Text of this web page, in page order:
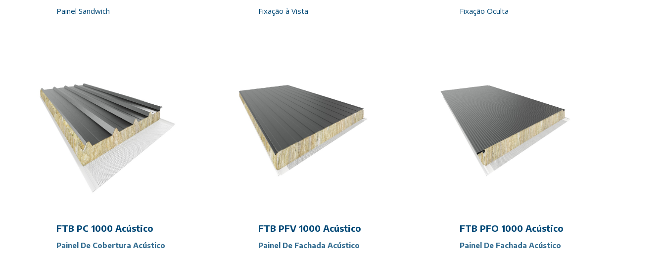
Painel Sandwich Fixação à Vista Fixação Oculta
FTB PC 1000 Acústico
Painel De Cobertura Acústico
FTB PFV 1000 Acústico
Painel De Fachada Acústico
FTB PFO 1000 Acústico
Painel De Fachada Acústico